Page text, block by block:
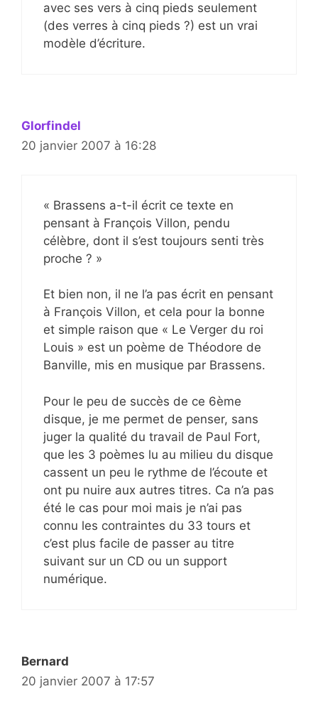
avec ses vers à cinq pieds seulement
(des verres à cinq pieds ?) est un vrai
modèle d’écriture.
Glorfindel
20 janvier 2007 à 16:28
« Brassens a-t-il écrit ce texte en
pensant à François Villon, pendu
célèbre, dont il s’est toujours senti très
proche ? »
Et bien non, il ne l’a pas écrit en pensant
à François Villon, et cela pour la bonne
et simple raison que « Le Verger du roi
Louis » est un poème de Théodore de
Banville, mis en musique par Brassens.
Pour le peu de succès de ce 6ème
disque, je me permet de penser, sans
juger la qualité du travail de Paul Fort,
que les 3 poèmes lu au milieu du disque
cassent un peu le rythme de l’écoute et
ont pu nuire aux autres titres. Ca n’a pas
été le cas pour moi mais je n’ai pas
connu les contraintes du 33 tours et
c’est plus facile de passer au titre
suivant sur un CD ou un support
numérique.
Bernard
20 janvier 2007 à 17:57